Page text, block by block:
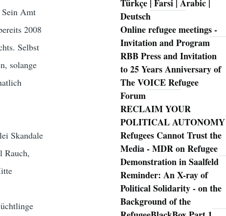
Sein Amt
2008
Selbst
solange
Skandale
Rauch,
Türkçe | Farsi | Arabic |
Deutsch
Online refugee meetings -
Invitation and Program
RBB Press and Invitation
to 25 Years Anniversary of
The VOICE Refugee
Forum
RECLAIM YOUR
POLITICAL AUTONOMY
Refugees Cannot Trust the
Media - MDR on Refugee
Demonstration in Saalfeld
Reminder: An X-ray of
Political Solidarity - on the
Background of the